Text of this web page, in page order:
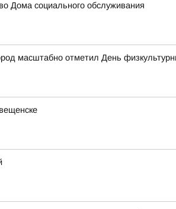
Дома социального обслуживания
масштабно отметил День